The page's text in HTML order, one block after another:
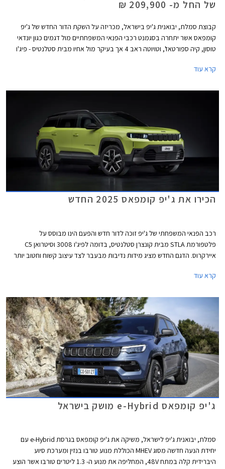
של החל מ- 209,900 ₪
קבוצת סמלת, יבואנית ג'יפ בישראל, מכריזה על השקת הדור החדש של ג'יפ
קומפאס אשר יתחרה בסגמנט רכבי הפנאי המשפחתיים מול דגמים כגון יונדאי
טוסון, קיה ספורטאז', וטויוטה ראב 4 אך בעיקר מול אחיו מבית סטלנטיס - פיג'ו
ופלטפורמה זהות במחירים זולים משמעותית.
קרא עוד
הכירו את ג'יפ קומפאס 2025 החדש
רכב הפנאי המשפחתי של ג'יפ זוכה לדור חדש והפעם הינו מבוסס על
פלטפורמת STLA מבית קונצרן סטלנטיס, בדומה לפיג'ו 3008 וסיטרואן C5
איירקרוס. הדגם החדש מציג מידות נדיבות מבעבר לצד עיצוב קשוח וחטוב יותר
החדש ישווק עם מנועי בנזין בשילוב מערכת מיילד-הייבריד, פלאג-אין הייבריד
חשמלית בהספק משולב של 375 כ"ס לטובת יכולות שטח עדיפות.
קרא עוד
ג'יפ קומפאס e-Hybrid מושק בישראל
סמלת, יבואנית ג'יפ לישראל, משיקה את ג'יפ קומפאס בגרסת e-Hybrid עם
יחידת הנעה חדשה מסוג MHEV הכוללת מנוע טורבו בנזין ומערכת סיוע
היברידית קלה במתח 48V, המחליפה את מנוע ה- 1.3 ליטרים טורבו אשר הוצע